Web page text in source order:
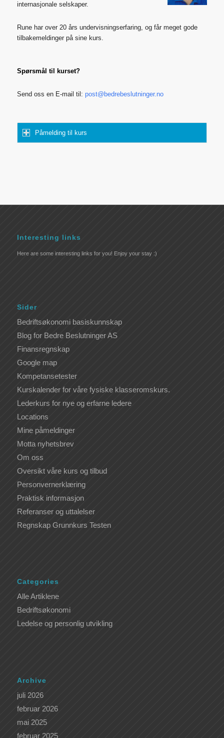
internasjonale selskaper.
Rune har over 20 års undervisningserfaring, og får meget gode
tilbakemeldinger på sine kurs.
Spørsmål til kurset?
Send oss en E-mail til: post@bedrebeslutninger.no
Påmelding til kurs
Interesting links
Here are some interesting links for you! Enjoy your stay :)
Sider
Bedriftsøkonomi basiskunnskap
Blog for Bedre Beslutninger AS
Finansregnskap
Google map
Kompetansetester
Kurskalender for våre fysiske klasseromskurs.
Lederkurs for nye og erfarne ledere
Locations
Mine påmeldinger
Motta nyhetsbrev
Om oss
Oversikt våre kurs og tilbud
Personvernerklæring
Praktisk informasjon
Referanser og uttalelser
Regnskap Grunnkurs Testen
Categories
Alle Artiklene
Bedriftsøkonomi
Ledelse og personlig utvikling
Archive
juli 2026
februar 2026
mai 2025
februar 2025